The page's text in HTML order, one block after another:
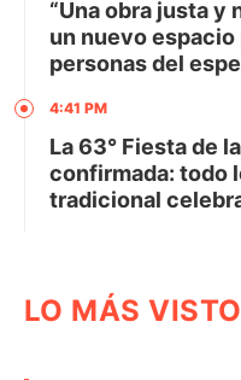
“Una obra justa y
un nuevo espacio
personas del
4:41 PM
La 63° Fiesta de
confirmada: todo
tradicional
LO MÁS VISTO